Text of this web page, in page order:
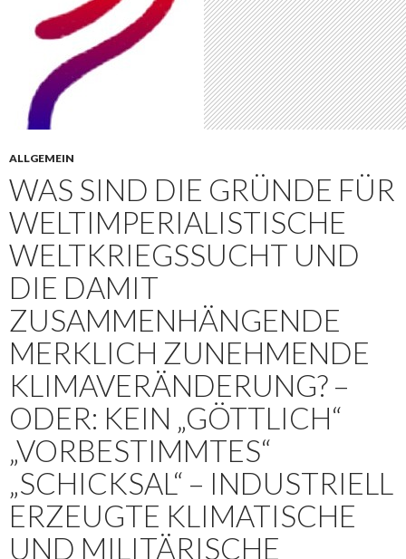
ALLGEMEIN
WAS SIND DIE GRÜNDE FÜR
WELTIMPERIALISTISCHE
WELTKRIEGSSUCHT UND
DIE DAMIT
ZUSAMMENHÄNGENDE
MERKLICH ZUNEHMENDE
KLIMAVERÄNDERUNG? –
ODER: KEIN „GÖTTLICH“
„VORBESTIMMTES“
„SCHICKSAL“ – INDUSTRIELL
ERZEUGTE KLIMATISCHE
UND MILITÄRISCHE